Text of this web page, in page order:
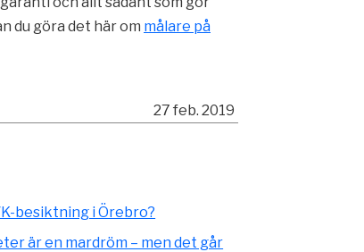
du göra det här om målare på
27 feb. 2019
besiktning i Örebro?
är en mardröm – men det går